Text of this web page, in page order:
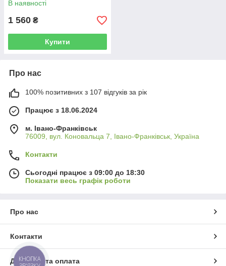
Lamando
В наявності
1 560 ₴
Купити
Про нас
100% позитивних з 107 відгуків за рік
Працює з 18.06.2024
м. Івано-Франківськ
76009, вул. Коновальца 7, Івано-Франківськ, Україна
Контакти
Сьогодні працює з 09:00 до 18:30
Показати весь графік роботи
Про нас
Контакти
Доставка та оплата
КНОПКА